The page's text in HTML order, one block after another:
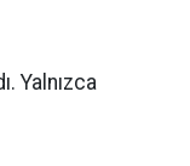
Yalnızca